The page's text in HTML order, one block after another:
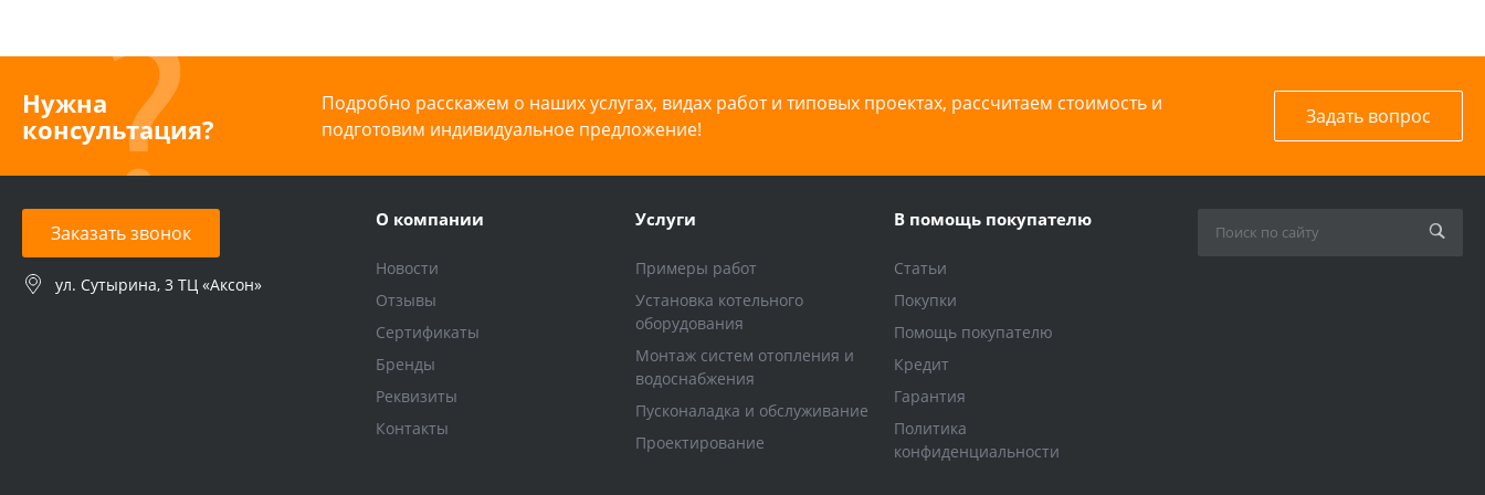
Нужна
консультация?
Подробно расскажем о наших услугах, видах работ и типовых проектах, рассчитаем стоимость и
подготовим индивидуальное предложение!
Задать вопрос
Заказать звонок
ул. Сутырина, 3 ТЦ «Аксон»
О компании
Новости
Отзывы
Сертификаты
Бренды
Реквизиты
Контакты
Услуги
Примеры работ
Установка котельного
оборудования
Монтаж систем отопления и
водоснабжения
Пусконаладка и обслуживание
Проектирование
В помощь покупателю
Статьи
Покупки
Помощь покупателю
Кредит
Гарантия
Политика
конфиденциальности